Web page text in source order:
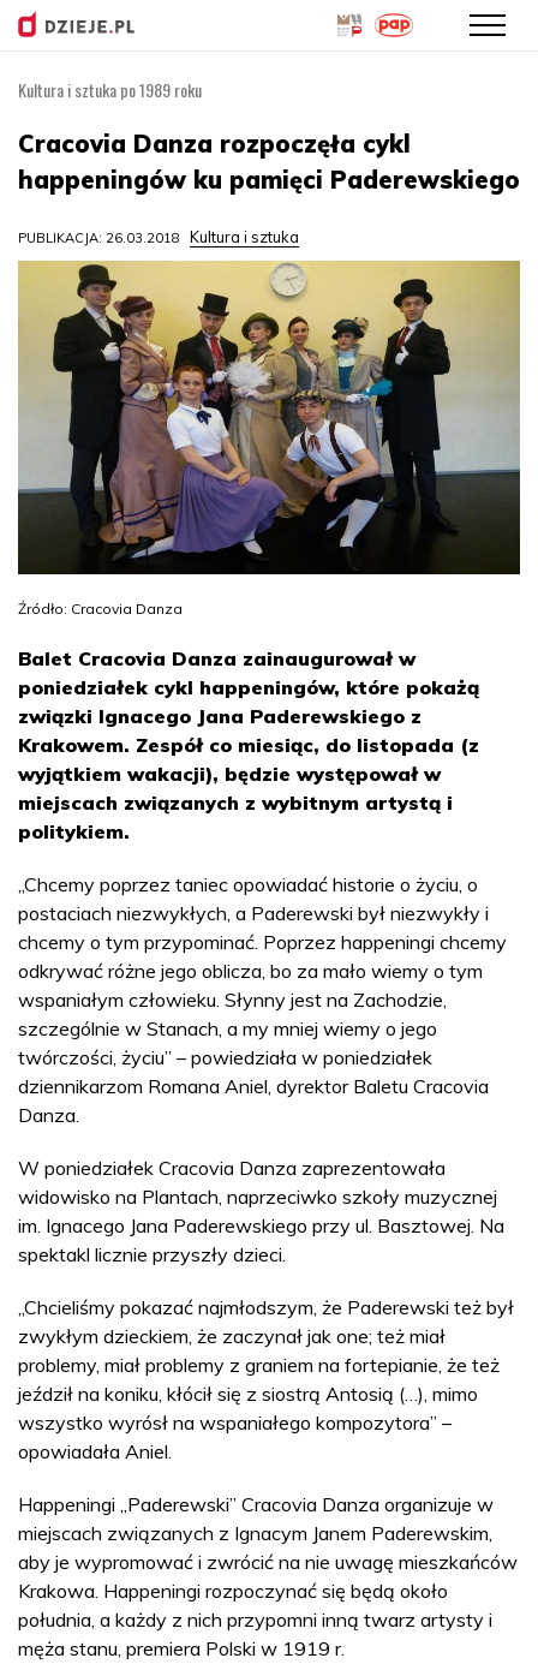
treści
Kultura i sztuka po 1989 roku
Cracovia Danza rozpoczęła cykl
happeningów ku pamięci Paderewskiego
PUBLIKACJA: 26.03.2018 Kultura i sztuka
Źródło: Cracovia Danza
Balet Cracovia Danza zainaugurował w
poniedziałek cykl happeningów, które pokażą
związki Ignacego Jana Paderewskiego z
Krakowem. Zespół co miesiąc, do listopada (z
wyjątkiem wakacji), będzie występował w
miejscach związanych z wybitnym artystą i
politykiem.
„Chcemy poprzez taniec opowiadać historie o życiu, o
postaciach niezwykłych, a Paderewski był niezwykły i
chcemy o tym przypominać. Poprzez happeningi chcemy
odkrywać różne jego oblicza, bo za mało wiemy o tym
wspaniałym człowieku. Słynny jest na Zachodzie,
szczególnie w Stanach, a my mniej wiemy o jego
twórczości, życiu” – powiedziała w poniedziałek
dziennikarzom Romana Aniel, dyrektor Baletu Cracovia
Danza.
W poniedziałek Cracovia Danza zaprezentowała
widowisko na Plantach, naprzeciwko szkoły muzycznej
im. Ignacego Jana Paderewskiego przy ul. Basztowej. Na
spektakl licznie przyszły dzieci.
„Chcieliśmy pokazać najmłodszym, że Paderewski też był
zwykłym dzieckiem, że zaczynał jak one; też miał
problemy, miał problemy z graniem na fortepianie, że też
jeździł na koniku, kłócił się z siostrą Antosią (…), mimo
wszystko wyrósł na wspaniałego kompozytora” –
opowiadała Aniel.
Happeningi „Paderewski” Cracovia Danza organizuje w
miejscach związanych z Ignacym Janem Paderewskim,
aby je wypromować i zwrócić na nie uwagę mieszkańców
Krakowa. Happeningi rozpoczynać się będą około
południa, a każdy z nich przypomni inną twarz artysty i
męża stanu, premiera Polski w 1919 r.